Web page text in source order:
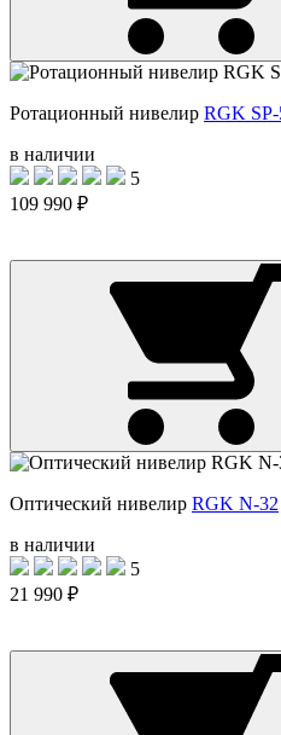
Ротационный нивелир RGK
в наличии
5
109 990 ₽
Оптический нивелир RGK N-32
в наличии
5
21 990 ₽